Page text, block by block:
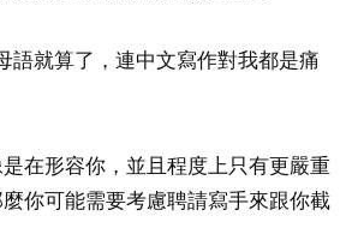
算了，連中文寫作對我都是痛
在形容你，並且程度上只有更嚴重
你可能需要考慮聘請寫手來跟你截